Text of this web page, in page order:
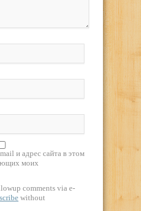
и адрес сайта в этом
моих
comments via e-
without